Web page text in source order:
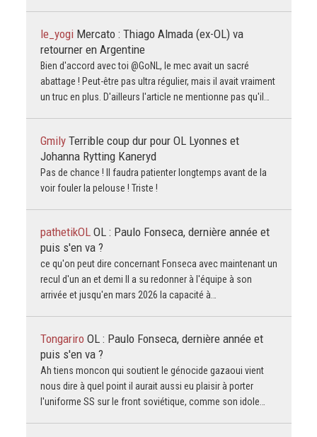
le_yogi Mercato : Thiago Almada (ex-OL) va
retourner en Argentine
Bien d'accord avec toi @GoNL, le mec avait un sacré
abattage ! Peut-être pas ultra régulier, mais il avait vraiment
un truc en plus. D'ailleurs l'article ne mentionne pas qu'il…
Gmily Terrible coup dur pour OL Lyonnes et
Johanna Rytting Kaneryd
Pas de chance ! Il faudra patienter longtemps avant de la
voir fouler la pelouse ! Triste !
pathetikOL OL : Paulo Fonseca, dernière année et
puis s'en va ?
ce qu'on peut dire concernant Fonseca avec maintenant un
recul d'un an et demi Il a su redonner à l'équipe à son
arrivée et jusqu'en mars 2026 la capacité à…
Tongariro OL : Paulo Fonseca, dernière année et
puis s'en va ?
Ah tiens moncon qui soutient le génocide gazaoui vient
nous dire à quel point il aurait aussi eu plaisir à porter
l'uniforme SS sur le front soviétique, comme son idole…